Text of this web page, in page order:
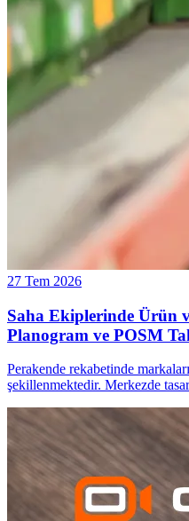
27 Tem 2026
Saha Ekiplerinde Ürün
Planogram ve POSM
Perakende rekabetinde
şekillenmektedir. Merkezde